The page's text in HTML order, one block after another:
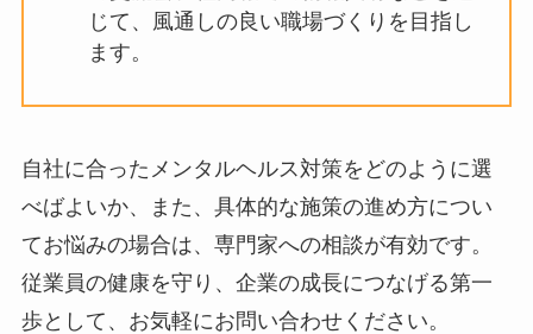
し、時間外労働の多い従業員や部署に
対しては、業務内容の見直しや人員配
での交流会、社内報での情報共有など
を通じて、風通しの良い職場づくりを
目指します。